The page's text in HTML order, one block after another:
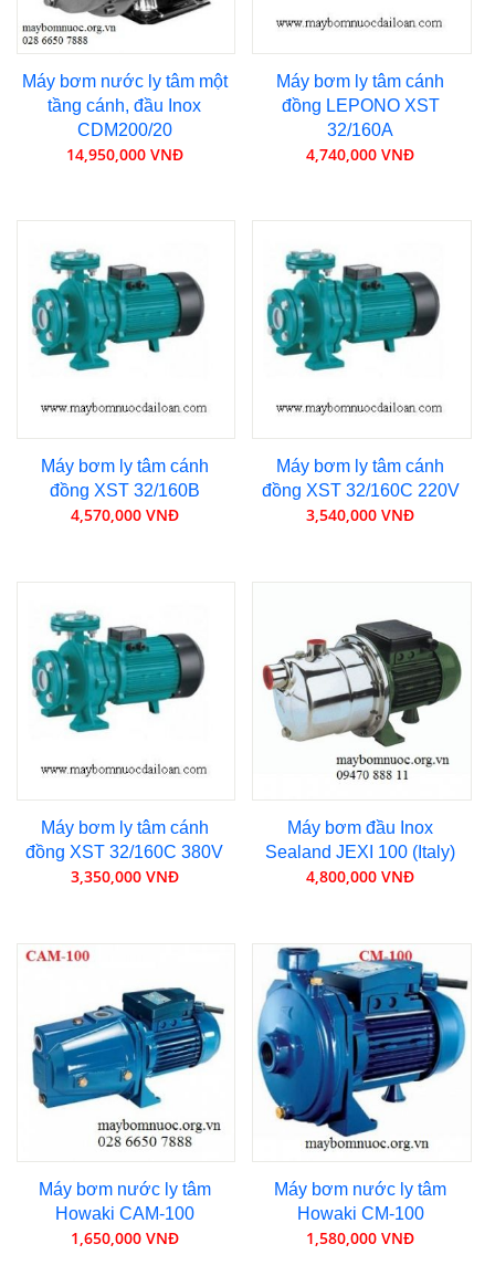
Máy bơm nước ly tâm một
tầng cánh, đầu Inox
CDM200/20
14,950,000 VNĐ
Máy bơm ly tâm cánh
đồng LEPONO XST
32/160A
4,740,000 VNĐ
Máy bơm ly tâm cánh
đồng XST 32/160B
4,570,000 VNĐ
Máy bơm ly tâm cánh
đồng XST 32/160C 220V
3,540,000 VNĐ
Máy bơm ly tâm cánh
đồng XST 32/160C 380V
3,350,000 VNĐ
Máy bơm đầu Inox
Sealand JEXI 100 (Italy)
4,800,000 VNĐ
Máy bơm nước ly tâm
Howaki CAM-100
1,650,000 VNĐ
Máy bơm nước ly tâm
Howaki CM-100
1,580,000 VNĐ